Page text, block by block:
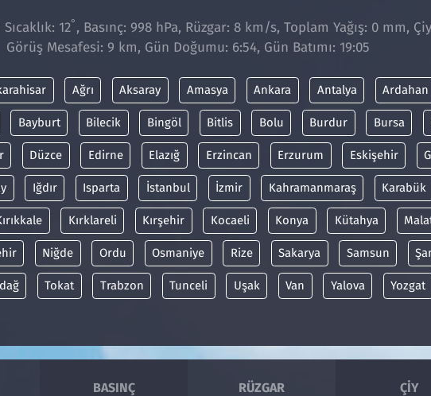
12° , Basınç: 998 hPa, Rüzgar: 8 km/s, Toplam Yağış: 0 mm,
Görüş Mesafesi: 9 km, Gün Doğumu: 6:54, Gün Batımı: 19:05
Ağrı Aksaray Amasya Ankara Antalya Ardahan
Bayburt Bilecik Bingöl Bitlis Bolu Burdur Bursa
Düzce Edirne Elazığ Erzincan Erzurum Eskişehir
Iğdır Isparta İstanbul İzmir Kahramanmaraş Karabük
Kırklareli Kırşehir Kocaeli Konya Kütahya
Niğde Ordu Osmaniye Rize Sakarya Samsun
Tokat Trabzon Tunceli Uşak Van Yalova Yozgat
BASINÇ RÜZGAR ÇIY